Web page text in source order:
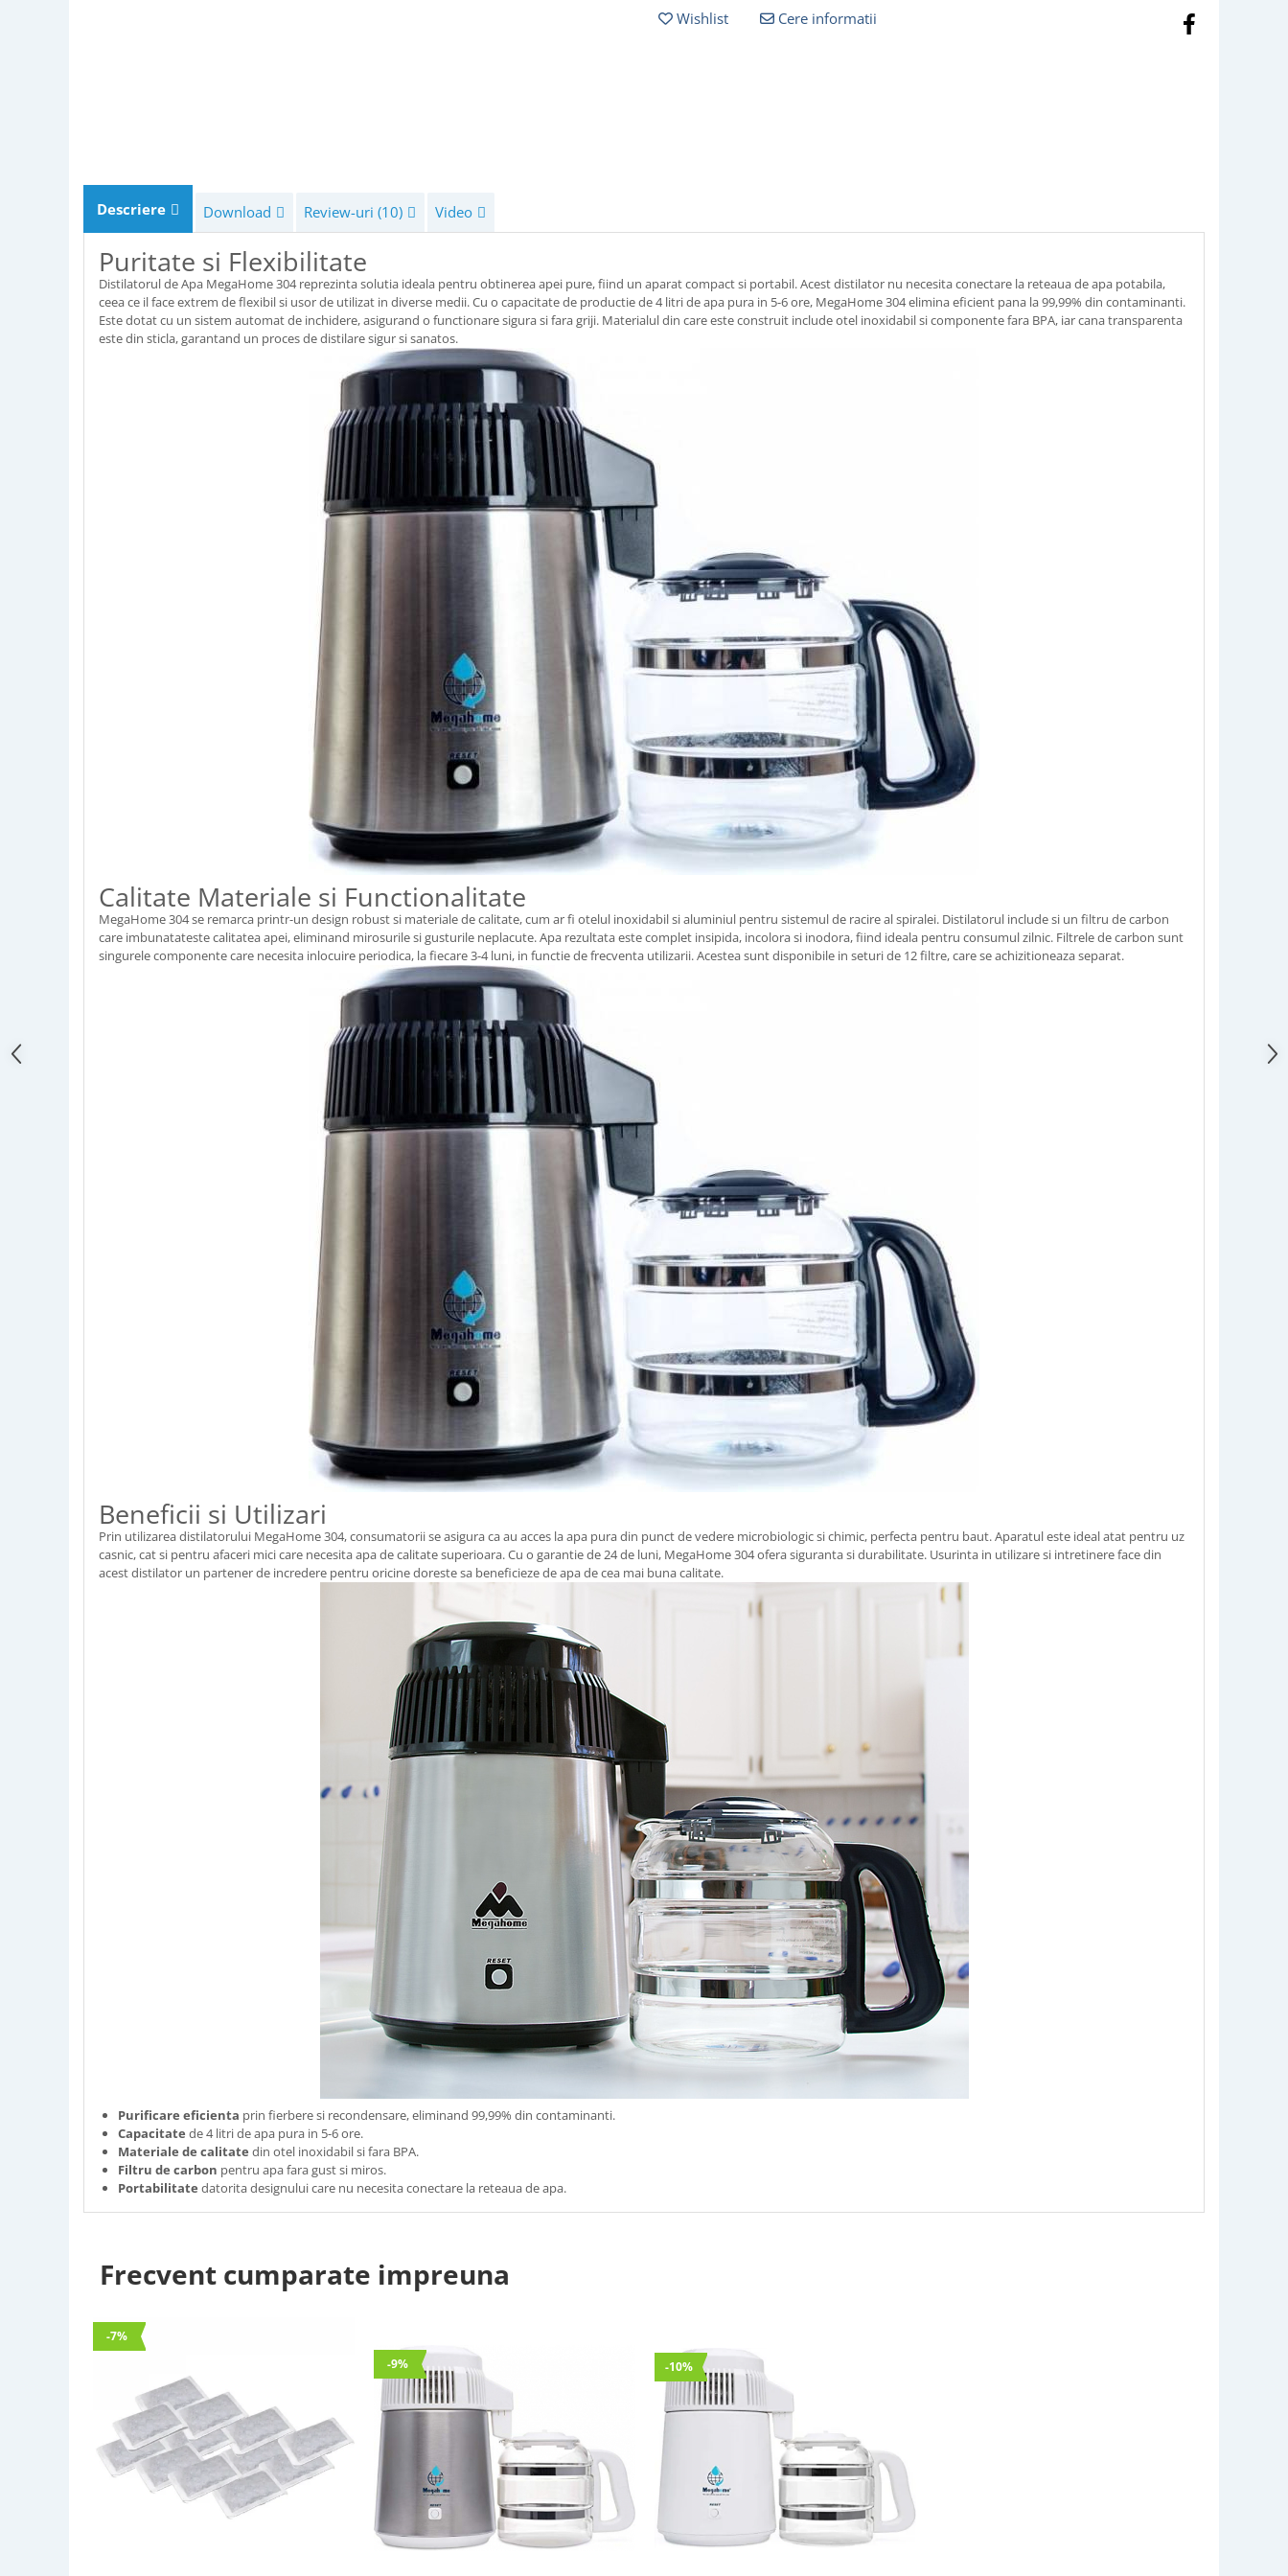
Wishlist Cere informatii
Descriere Download Review-uri (10) Video
Puritate si Flexibilitate
Distilatorul de Apa MegaHome 304 reprezinta solutia ideala pentru obtinerea apei pure, fiind un aparat compact si portabil. Acest distilator nu necesita conectare la reteaua de apa potabila,
ceea ce il face extrem de flexibil si usor de utilizat in diverse medii. Cu o capacitate de productie de 4 litri de apa pura in 5-6 ore, MegaHome 304 elimina eficient pana la 99,99% din contaminanti.
Este dotat cu un sistem automat de inchidere, asigurand o functionare sigura si fara griji. Materialul din care este construit include otel inoxidabil si componente fara BPA, iar cana transparenta
este din sticla, garantand un proces de distilare sigur si sanatos.
Calitate Materiale si Functionalitate
MegaHome 304 se remarca printr-un design robust si materiale de calitate, cum ar fi otelul inoxidabil si aluminiul pentru sistemul de racire al spiralei. Distilatorul include si un filtru de carbon
care imbunatateste calitatea apei, eliminand mirosurile si gusturile neplacute. Apa rezultata este complet insipida, incolora si inodora, fiind ideala pentru consumul zilnic. Filtrele de carbon sunt
singurele componente care necesita inlocuire periodica, la fiecare 3-4 luni, in functie de frecventa utilizarii. Acestea sunt disponibile in seturi de 12 filtre, care se achizitioneaza separat.
Beneficii si Utilizari
Prin utilizarea distilatorului MegaHome 304, consumatorii se asigura ca au acces la apa pura din punct de vedere microbiologic si chimic, perfecta pentru baut. Aparatul este ideal atat pentru uz
casnic, cat si pentru afaceri mici care necesita apa de calitate superioara. Cu o garantie de 24 de luni, MegaHome 304 ofera siguranta si durabilitate. Usurinta in utilizare si intretinere face din
acest distilator un partener de incredere pentru oricine doreste sa beneficieze de apa de cea mai buna calitate.
Purificare eficienta prin fierbere si recondensare, eliminand 99,99% din contaminanti.
Capacitate de 4 litri de apa pura in 5-6 ore.
Materiale de calitate din otel inoxidabil si fara BPA.
Filtru de carbon pentru apa fara gust si miros.
Portabilitate datorita designului care nu necesita conectare la reteaua de apa.
Frecvent cumparate impreuna
-7%
-9%
-10%